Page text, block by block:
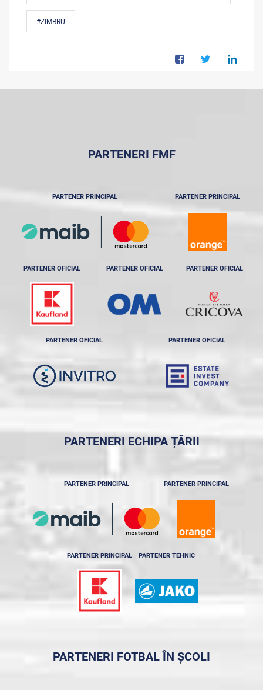
#ZIMBRU
PARTENERI FMF
PARTENER PRINCIPAL PARTENER PRINCIPAL
PARTENER OFICIAL PARTENER OFICIAL PARTENER OFICIAL
PARTENER OFICIAL PARTENER OFICIAL
PARTENERI ECHIPA ȚĂRII
PARTENER PRINCIPAL PARTENER PRINCIPAL
PARTENER PRINCIPAL PARTENER TEHNIC
PARTENERI FOTBAL ÎN ȘCOLI